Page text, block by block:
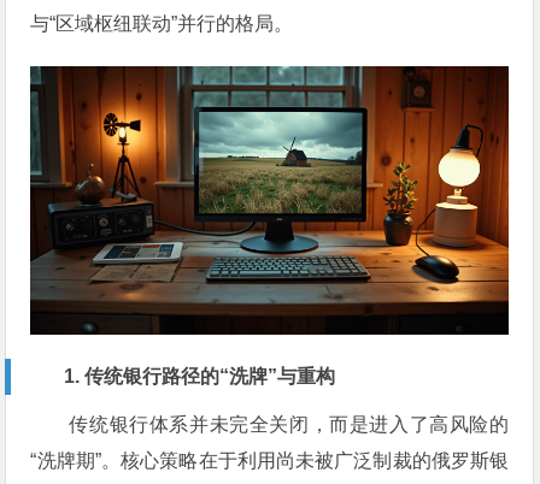
与“区域枢纽联动”并行的格局。
1. 传统银行路径的“洗牌”与重构
传统银行体系并未完全关闭，而是进入了高风险的
“洗牌期”。核心策略在于利用尚未被广泛制裁的俄罗斯银